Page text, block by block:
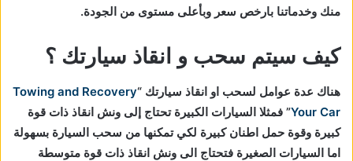
منك وخدماتنا بارخص سعر وبأعلى مستوى من الجودة.
كيف سيتم سحب و انقاذ سيارتك ؟
هناك عدة عوامل لسحب او انقاذ سيارتك “Towing and Recovery
Your Car” فمثلا السيارات الكبيرة تحتاج إلى ونش انقاذ ذات قوة
كبيرة وقوة حمل اطنان كبيرة لكي تمكنها من سحب السيارة بسهولة
اما السيارات الصغيرة فتحتاج الى ونش انقاذ ذات قوة متوسطة